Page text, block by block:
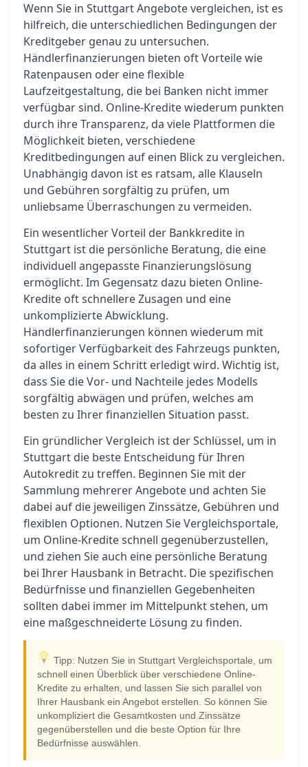
Wenn Sie in Stuttgart Angebote vergleichen, ist es
hilfreich, die unterschiedlichen Bedingungen der
Kreditgeber genau zu untersuchen.
Händlerfinanzierungen bieten oft Vorteile wie
Ratenpausen oder eine flexible
Laufzeitgestaltung, die bei Banken nicht immer
verfügbar sind. Online-Kredite wiederum punkten
durch ihre Transparenz, da viele Plattformen die
Möglichkeit bieten, verschiedene
Kreditbedingungen auf einen Blick zu vergleichen.
Unabhängig davon ist es ratsam, alle Klauseln
und Gebühren sorgfältig zu prüfen, um
unliebsame Überraschungen zu vermeiden.
Ein wesentlicher Vorteil der Bankkredite in
Stuttgart ist die persönliche Beratung, die eine
individuell angepasste Finanzierungslösung
ermöglicht. Im Gegensatz dazu bieten Online-
Kredite oft schnellere Zusagen und eine
unkomplizierte Abwicklung.
Händlerfinanzierungen können wiederum mit
sofortiger Verfügbarkeit des Fahrzeugs punkten,
da alles in einem Schritt erledigt wird. Wichtig ist,
dass Sie die Vor- und Nachteile jedes Modells
sorgfältig abwägen und prüfen, welches am
besten zu Ihrer finanziellen Situation passt.
Ein gründlicher Vergleich ist der Schlüssel, um in
Stuttgart die beste Entscheidung für Ihren
Autokredit zu treffen. Beginnen Sie mit der
Sammlung mehrerer Angebote und achten Sie
dabei auf die jeweiligen Zinssätze, Gebühren und
flexiblen Optionen. Nutzen Sie Vergleichsportale,
um Online-Kredite schnell gegenüberzustellen,
und ziehen Sie auch eine persönliche Beratung
bei Ihrer Hausbank in Betracht. Die spezifischen
Bedürfnisse und finanziellen Gegebenheiten
sollten dabei immer im Mittelpunkt stehen, um
eine maßgeschneiderte Lösung zu finden.
Tipp: Nutzen Sie in Stuttgart Vergleichsportale, um
schnell einen Überblick über verschiedene Online-
Kredite zu erhalten, und lassen Sie sich parallel von
Ihrer Hausbank ein Angebot erstellen. So können Sie
unkompliziert die Gesamtkosten und Zinssätze
gegenüberstellen und die beste Option für Ihre
Bedürfnisse auswählen.